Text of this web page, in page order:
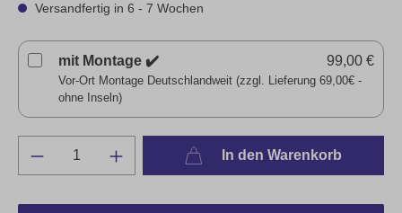
Versandfertig in 6 - 7 Wochen
mit Montage ✔️
Vor-Ort Montage Deutschlandweit (zzgl. Lieferung 69,00€ -
ohne Inseln)
99,00 €
In den Warenkorb